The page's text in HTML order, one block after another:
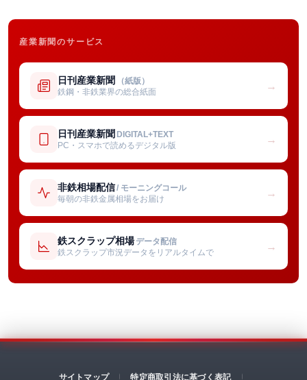
産業新聞のサービス
日刊産業新聞 （紙版）
鉄鋼・非鉄業界の総合紙面
→
日刊産業新聞 DIGITAL+TEXT
PC・スマホで読めるデジタル版
→
非鉄相場配信/ モーニングコール
毎朝の非鉄金属相場をお届け
→
鉄スクラップ相場 データ配信
鉄スクラップ市況データをリアルタイムで
→
サイトマップ 特定商取引法に基づく表記